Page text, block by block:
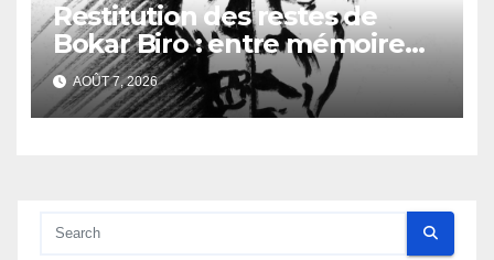
Restitution des restes de
Bokar Biro : entre mémoire
familiale et regard
anthropologique
AOÛT 7, 2026